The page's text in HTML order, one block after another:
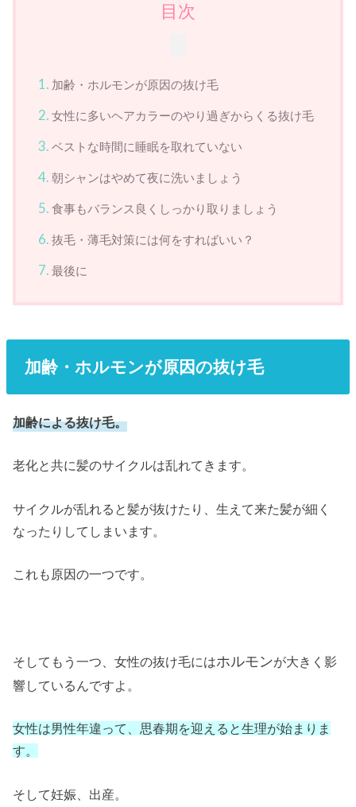
目次
加齢・ホルモンが原因の抜け毛
女性に多いヘアカラーのやり過ぎからくる抜け毛
ベストな時間に睡眠を取れていない
朝シャンはやめて夜に洗いましょう
食事もバランス良くしっかり取りましょう
抜毛・薄毛対策には何をすればいい？
最後に
加齢・ホルモンが原因の抜け毛
加齢による抜け毛。
老化と共に髪のサイクルは乱れてきます。
サイクルが乱れると髪が抜けたり、生えて来た髪が細く
なったりしてしまいます。
これも原因の一つです。
そしてもう一つ、女性の抜け毛にはホルモンが大きく影
響しているんですよ。
女性は男性年違って、思春期を迎えると生理が始まりま
す。
そして妊娠、出産。